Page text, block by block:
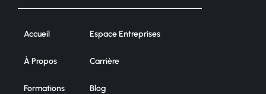
Accueil
À Propos
Formations
Espace Entreprises
Carrière
Blog